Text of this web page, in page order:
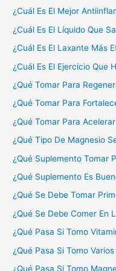
¿Cuál Es El Mejor
¿Cuál Es El Líquido Que
¿Cuál Es El Laxante Más
¿Cuál Es El Ejercicio Que
¿Qué Tomar Para
¿Qué Tomar Para
¿Qué Tomar Para
¿Qué Tipo De Magnesio
¿Qué Suplemento Tomar
¿Qué Suplemento Es
¿Qué Se Debe Tomar
¿Qué Se Debe Comer En
¿Qué Pasa Si Tomo
¿Qué Pasa Si Tomo
¿Qué Pasa Si Tomo